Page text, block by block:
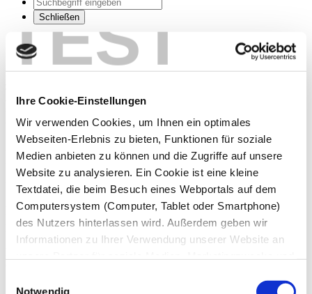
TEST
Ihre Cookie-Einstellungen
Wir verwenden Cookies, um Ihnen ein optimales
Webseiten-Erlebnis zu bieten, Funktionen für soziale
Medien anbieten zu können und die Zugriffe auf unsere
Website zu analysieren. Ein Cookie ist eine kleine
Textdatei, die beim Besuch eines Webportals auf dem
Computersystem (Computer, Tablet oder Smartphone)
des Nutzers hinterlassen wird. Außerdem geben wir
Informationen zu Ihrer Verwendung unserer Website an
Informationen möglicherweise mit weiteren Daten
Notwendig
Schließen
Schriftgröße Klein Mittel
Schließen
Rahmenbedingungen in den Kitas – jetzt
unterschreiben!
Petition „Stoppt den Kollaps des Kita-Systems #rettetdiekitas“:
Verband der Kita-Fachkräfte Bayern fordert mit aktueller Petition
mehr Investitionen in die Kita-Qualität
Auch wir unterstützen die Petition des Verbandes Kita-Fachkräfte
für bessere Rahmenbedingungen in den Kitas.
Dies sind die
konkreten Forderungen der Petition:
Flächendeckende Bereitstellung von Verwaltungskräften und